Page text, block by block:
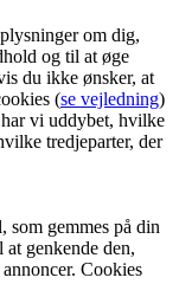
om dig,
og til at øge
du ikke ønsker, at
(se vejledning)
vi uddybet, hvilke
tredjeparter, der
som gemmes på din
genkende den,
Cookies